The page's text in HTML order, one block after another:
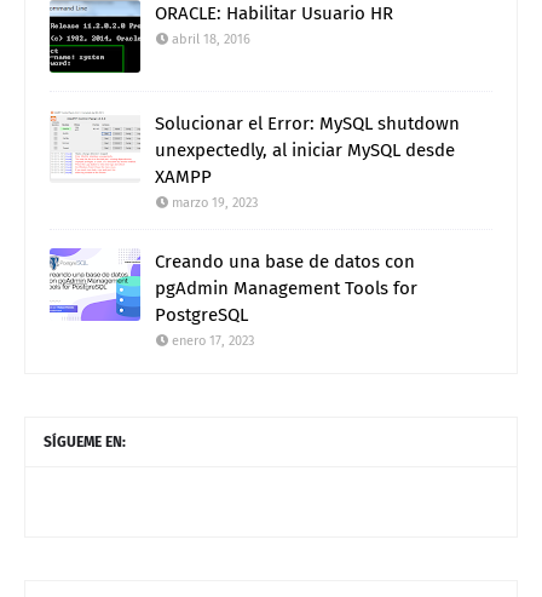
ORACLE: Habilitar Usuario HR
abril 18, 2016
Solucionar el Error: MySQL shutdown
unexpectedly, al iniciar MySQL desde
XAMPP
marzo 19, 2023
Creando una base de datos con
pgAdmin Management Tools for
PostgreSQL
enero 17, 2023
SÍGUEME EN: